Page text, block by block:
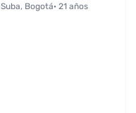
Suba, Bogotá· 21 años